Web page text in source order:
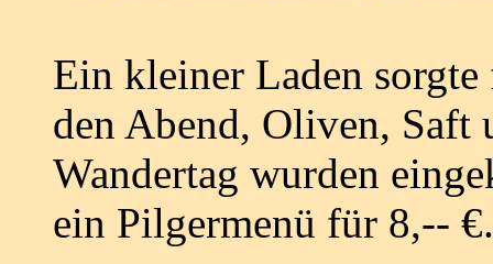
Ein kleiner Laden
den Abend, Oliven, Saft
Wandertag wurden
ein Pilgermenü für 8,--